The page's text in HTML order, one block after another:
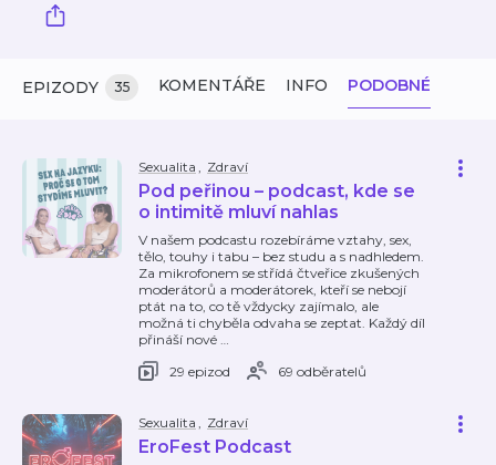
EPIZODY 35 KOMENTÁŘE INFO PODOBNÉ
Sexualita , Zdraví
Pod peřinou – podcast, kde se
o intimitě mluví nahlas
V našem podcastu rozebíráme vztahy, sex,
tělo, touhy i tabu – bez studu a s nadhledem.
Za mikrofonem se střídá čtveřice zkušených
moderátorů a moderátorek, kteří se nebojí
ptát na to, co tě vždycky zajímalo, ale
možná ti chyběla odvaha se zeptat. Každý díl
přináší nové …
29 epizod
69 odběratelů
Sexualita , Zdraví
EroFest Podcast